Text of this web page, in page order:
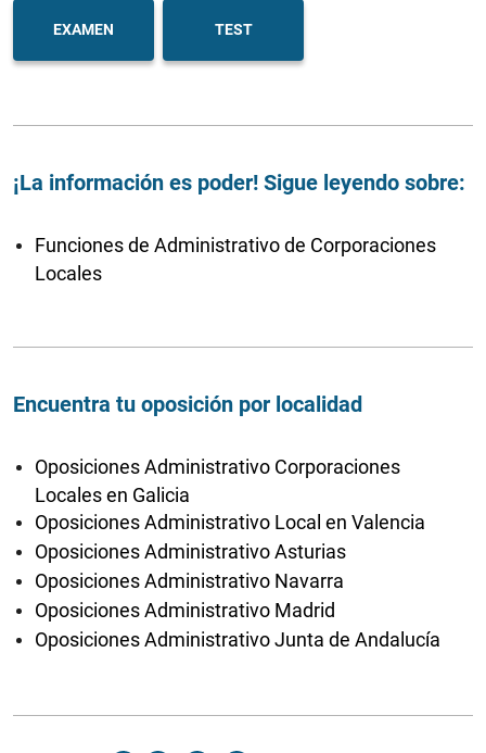
EXAMEN TEST
¡La información es poder! Sigue leyendo sobre:
Funciones de Administrativo de Corporaciones
Locales
Encuentra tu oposición por localidad
Oposiciones Administrativo Corporaciones
Locales en Galicia
Oposiciones Administrativo Local en Valencia
Oposiciones Administrativo Asturias
Oposiciones Administrativo Navarra
Oposiciones Administrativo Madrid
Oposiciones Administrativo Junta de Andalucía